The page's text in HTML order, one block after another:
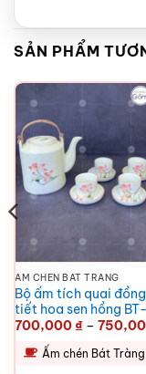
SẢN PHẨM
ẤM CHÉN BÁT TRÀNG
Bộ ấm tích quai
tiết hoa sen hồng
700,000₫ –
Ấm chén Bát Tràng